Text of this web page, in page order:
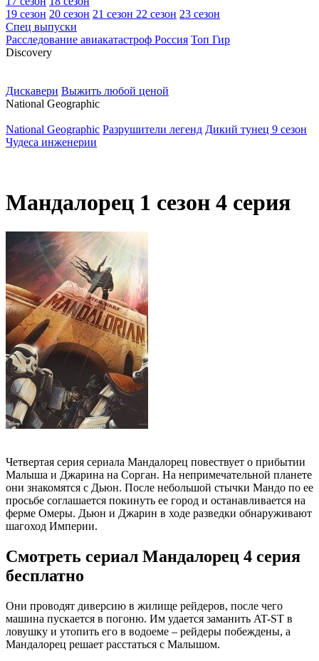
19 сезон 20 сезон 21 сезон 22 сезон 23 сезон
Спец выпуски
Расследование авиакатастроф Россия Топ Гир
Discovery
Дискавери Выжить любой ценой
National Geographic
National Geographic Разрушители легенд Дикий тунец 9 сезон
Чудеса инженерии
Мандалорец 1 сезон 4 серия
Четвертая серия сериала Мандалорец повествует о прибытии
Малыша и Джарина на Сорган. На непримечательной планете
они знакомятся с Дьюн. После небольшой стычки Мандо по ее
просьбе соглашается покинуть ее город и останавливается на
ферме Омеры. Дьюн и Джарин в ходе разведки обнаруживают
шагоход Империи.
Смотреть сериал Мандалорец 4 серия
бесплатно
Они проводят диверсию в жилище рейдеров, после чего
машина пускается в погоню. Им удается заманить AT-ST в
ловушку и утопить его в водоеме – рейдеры побеждены, а
Мандалорец решает расстаться с Малышом.